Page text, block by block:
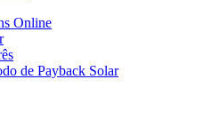
Online
de Payback Solar